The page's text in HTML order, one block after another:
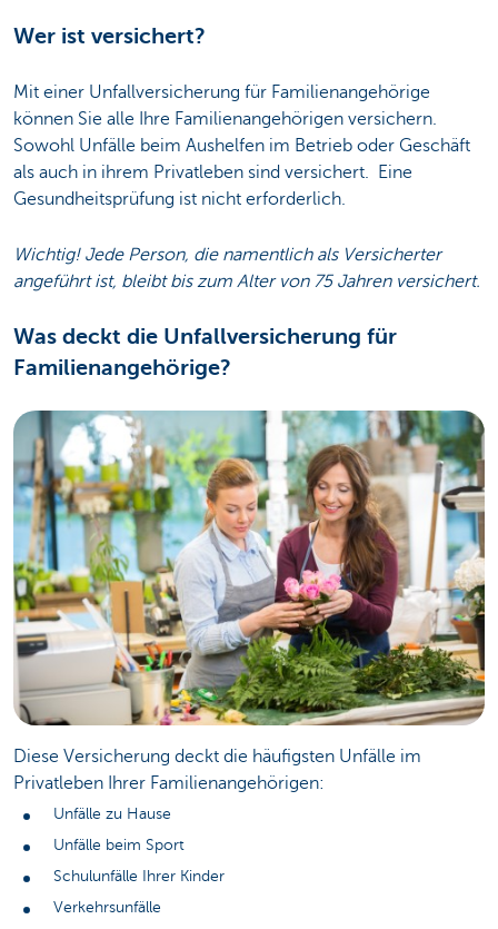
Wer ist versichert?
Mit einer Unfallversicherung für Familienangehörige
können Sie alle Ihre Familienangehörigen versichern.
Sowohl Unfälle beim Aushelfen im Betrieb oder Geschäft
als auch in ihrem Privatleben sind versichert. Eine
Gesundheitsprüfung ist nicht erforderlich.
Wichtig! Jede Person, die namentlich als Versicherter
angeführt ist, bleibt bis zum Alter von 75 Jahren versichert.
Was deckt die Unfallversicherung für
Familienangehörige?
Diese Versicherung deckt die häufigsten Unfälle im
Privatleben Ihrer Familienangehörigen:
Unfälle zu Hause
Unfälle beim Sport
Schulunfälle Ihrer Kinder
Verkehrsunfälle